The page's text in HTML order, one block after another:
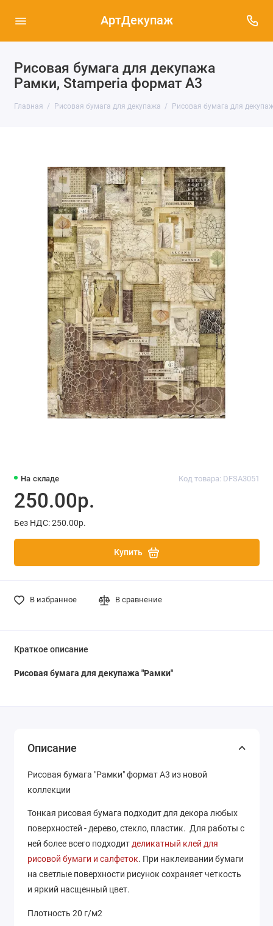
АртДекупаж
Рисовая бумага для декупажа
Рамки, Stamperia формат А3
Главная Рисовая бумага для декупажа Рисовая бумага для
На складе Код товара: DFSA3051
250.00р.
Без НДС: 250.00р.
Купить
В избранное В сравнение
Краткое описание
Рисовая бумага для декупажа "Рамки"
Описание
Рисовая бумага "Рамки" формат А3 из новой
коллекции
Тонкая рисовая бумага подходит для декора любых
поверхностей - дерево, стекло, пластик. Для работы с
ней более всего подходитделикатный клей для
рисовой бумаги и салфеток. При наклеивании бумаги
на светлые поверхности рисунок сохраняет четкость
и яркий насщенный цвет.
Плотность 20 г/м2